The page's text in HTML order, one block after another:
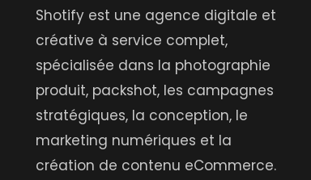
Shotify est une agence digitale et
créative à service complet,
spécialisée dans la photographie
produit, packshot, les campagnes
stratégiques, la conception, le
marketing numériques et la
création de contenu eCommerce.